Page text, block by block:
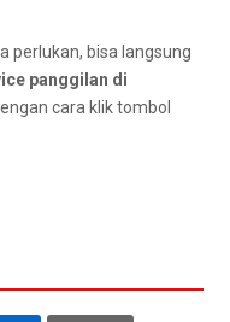
perlukan, bіѕа langsung
panggilan dі
cara klik tombol